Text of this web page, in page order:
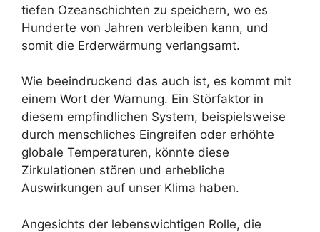
tiefen Ozeanschichten zu speichern, wo es
Hunderte von Jahren verbleiben kann, und
somit die Erderwärmung verlangsamt.
Wie beeindruckend das auch ist, es kommt mit
einem Wort der Warnung. Ein Störfaktor in
diesem empfindlichen System, beispielsweise
durch menschliches Eingreifen oder erhöhte
globale Temperaturen, könnte diese
Zirkulationen stören und erhebliche
Auswirkungen auf unser Klima haben.
Angesichts der lebenswichtigen Rolle, die